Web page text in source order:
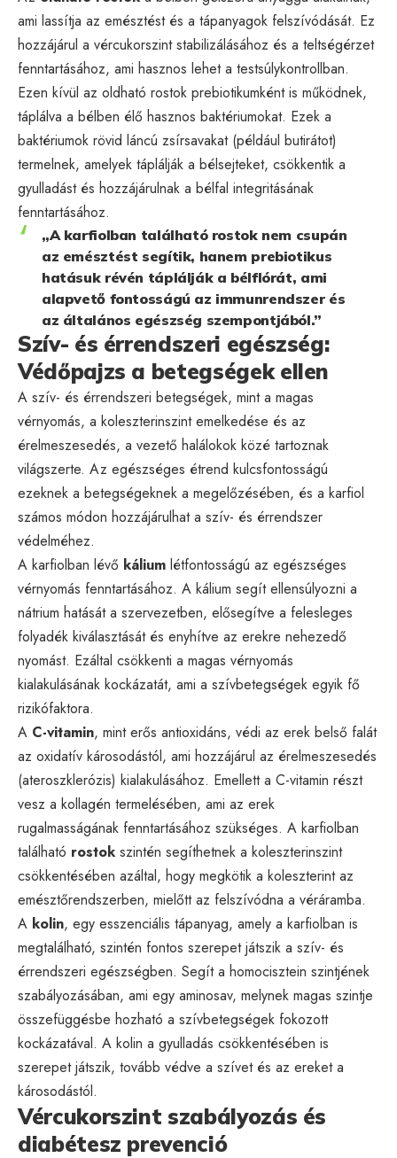
ami lassítja az emésztést és a tápanyagok felszívódását. Ez
hozzájárul a vércukorszint stabilizálásához és a teltségérzet
fenntartásához, ami hasznos lehet a testsúlykontrollban.
Ezen kívül az oldható rostok prebiotikumként is működnek,
táplálva a bélben élő hasznos baktériumokat. Ezek a
baktériumok rövid láncú zsírsavakat (például butirátot)
termelnek, amelyek táplálják a bélsejteket, csökkentik a
gyulladást és hozzájárulnak a bélfal integritásának
fenntartásához.
„A karfiolban található rostok nem csupán
az emésztést segítik, hanem prebiotikus
hatásuk révén táplálják a bélflórát, ami
alapvető fontosságú az immunrendszer és
az általános egészség szempontjából.”
Szív- és érrendszeri egészség:
Védőpajzs a betegségek ellen
A szív- és érrendszeri betegségek, mint a magas
vérnyomás, a koleszterinszint emelkedése és az
érelmeszesedés, a vezető halálokok közé tartoznak
világszerte. Az egészséges étrend kulcsfontosságú
ezeknek a betegségeknek a megelőzésében, és a karfiol
számos módon hozzájárulhat a szív- és érrendszer
védelméhez.
A karfiolban lévő kálium létfontosságú az egészséges
vérnyomás fenntartásához. A kálium segít ellensúlyozni a
nátrium hatását a szervezetben, elősegítve a felesleges
folyadék kiválasztását és enyhítve az erekre nehezedő
nyomást. Ezáltal csökkenti a magas vérnyomás
kialakulásának kockázatát, ami a szívbetegségek egyik fő
rizikófaktora.
A C-vitamin, mint erős antioxidáns, védi az erek belső falát
az oxidatív károsodástól, ami hozzájárul az érelmeszesedés
(ateroszklerózis) kialakulásához. Emellett a C-vitamin részt
vesz a kollagén termelésében, ami az erek
rugalmasságának fenntartásához szükséges. A karfiolban
található rostok szintén segíthetnek a koleszterinszint
csökkentésében azáltal, hogy megkötik a koleszterint az
emésztőrendszerben, mielőtt az felszívódna a véráramba.
A kolin, egy esszenciális tápanyag, amely a karfiolban is
megtalálható, szintén fontos szerepet játszik a szív- és
érrendszeri egészségben. Segít a homocisztein szintjének
szabályozásában, ami egy aminosav, melynek magas szintje
összefüggésbe hozható a szívbetegségek fokozott
kockázatával. A kolin a gyulladás csökkentésében is
szerepet játszik, tovább védve a szívet és az ereket a
károsodástól.
Vércukorszint szabályozás és
diabétesz prevenció